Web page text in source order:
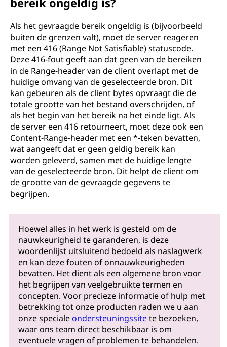
Als het gevraagde bereik ongeldig is (bijvoorbeeld
buiten de grenzen valt), moet de server reageren
met een 416 (Range Not Satisfiable) statuscode.
Deze 416-fout geeft aan dat geen van de bereiken
in de Range-header van de client overlapt met de
huidige omvang van de geselecteerde bron. Dit
kan gebeuren als de client bytes opvraagt die de
totale grootte van het bestand overschrijden, of
als het begin van het bereik na het einde ligt. Als
de server een 416 retourneert, moet deze ook een
Content-Range-header met een *-teken bevatten,
wat aangeeft dat er geen geldig bereik kan
worden geleverd, samen met de huidige lengte
van de geselecteerde bron. Dit helpt de client om
de grootte van de gevraagde gegevens te
begrijpen.
Hoewel alles in het werk is gesteld om de
nauwkeurigheid te garanderen, is deze
woordenlijst uitsluitend bedoeld als naslagwerk
en kan deze fouten of onnauwkeurigheden
bevatten. Het dient als een algemene bron voor
het begrijpen van veelgebruikte termen en
concepten. Voor precieze informatie of hulp met
betrekking tot onze producten raden we u aan
onze specialeondersteuningssitete bezoeken,
waar ons team direct beschikbaar is om
eventuele vragen of problemen te behandelen.